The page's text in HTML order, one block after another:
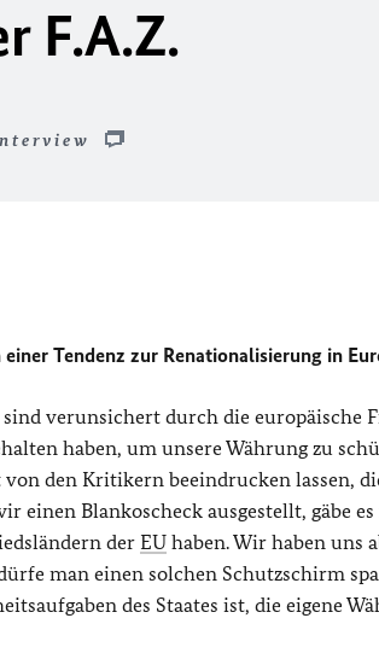
F.A.Z.
einer Tendenz zur Renationalisierung in
verunsichert durch die europäische
haben, um unsere Währung zu
den Kritikern beeindrucken lassen,
einen Blankoscheck ausgestellt, gäbe
der EU haben. Wir haben uns
man einen solchen Schutzschirm
des Staates ist, die eigene